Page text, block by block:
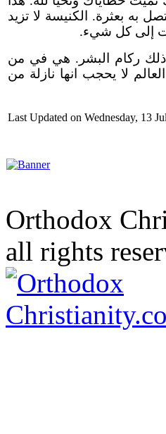
به بعثرة. الكنيسة لا تزيد
إلى كل شيء.
ذلك ركام البشر. هي في من
لا يحجب انها نازلة من
Last Updated on Wednesday, 13
Orthodox
all rights